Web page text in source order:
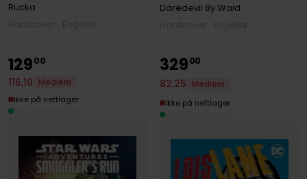
Rucka
Daredevil By Waid
12900
116,10
Medlem
Ikke på nettlager
32900
82,25
Medlem
Ikke på nettlager